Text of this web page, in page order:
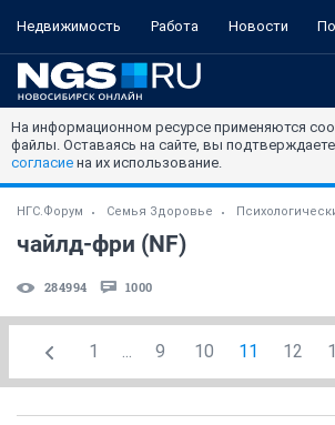
Недвижимость Работа Новости
На информационном ресурсе применяются
файлы. Оставаясь на сайте, вы
согласие на их использование.
НГС.Форум Семья Здоровье
чайлд-фри (NF)
284994 1000
1 ... 9 10 11 12